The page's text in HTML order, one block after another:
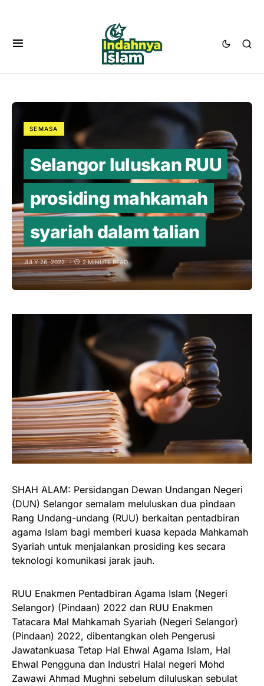
SEMASA
Selangor luluskan RUU
prosiding mahkamah
syariah dalam talian
JULY 26, 2022 2 MINUTE READ
SHAH ALAM: Persidangan Dewan Undangan Negeri
(DUN) Selangor semalam meluluskan dua pindaan
Rang Undang-undang (RUU) berkaitan pentadbiran
agama Islam bagi memberi kuasa kepada Mahkamah
Syariah untuk menjalankan prosiding kes secara
teknologi komunikasi jarak jauh.
RUU Enakmen Pentadbiran Agama Islam (Negeri
Selangor) (Pindaan) 2022 dan RUU Enakmen
Tatacara Mal Mahkamah Syariah (Negeri Selangor)
(Pindaan) 2022, dibentangkan oleh Pengerusi
Jawatankuasa Tetap Hal Ehwal Agama Islam, Hal
Ehwal Pengguna dan Industri Halal negeri Mohd
Zawawi Ahmad Mughni sebelum diluluskan sebulat